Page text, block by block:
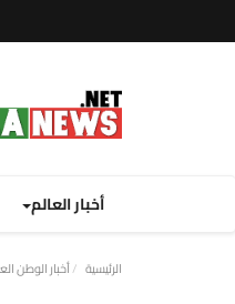
أخبار العالم
الرئيسية أخبار الوطن